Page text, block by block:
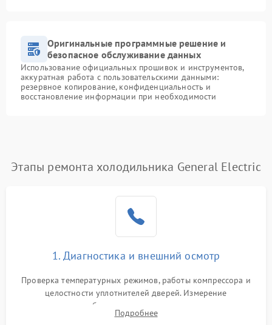
Оригинальные программные решение и
безопасное обслуживание данных
Использование официальных прошивок и инструментов,
аккуратная работа с пользовательскими данными:
резервное копирование, конфиденциальность и
восстановление информации при необходимости
Этапы ремонта холодильника General Electric
1. Диагностика и внешний осмотр
Проверка температурных режимов, работы компрессора и
целостности уплотнителей дверей. Измерение
сопротивления обмоток мотора, проверка термостата и
считывание кодов ошибок с электронного дисплея.
Подробнее